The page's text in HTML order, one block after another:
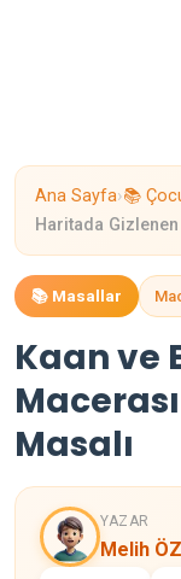
Ana Sayfa›📚
Haritada Gizlenen
📚 Masallar
Kaan ve
Masalı
YAZAR
Melih